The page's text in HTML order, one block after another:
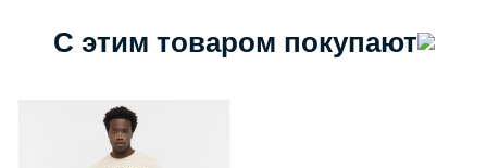
С этим товаром покупают